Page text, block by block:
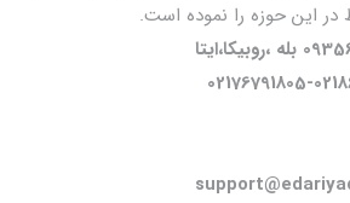
در این حوزه را نموده است.
02176791805-